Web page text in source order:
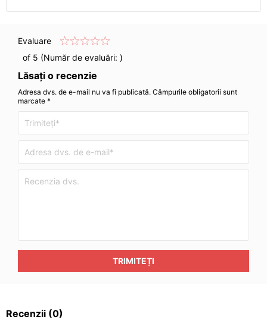
Evaluare
of 5 (Număr de evaluări: )
Lăsați o recenzie
Adresa dvs. de e-mail nu va fi publicată. Câmpurile obligatorii sunt
marcate *
TRIMITEȚI
Recenzii (0)